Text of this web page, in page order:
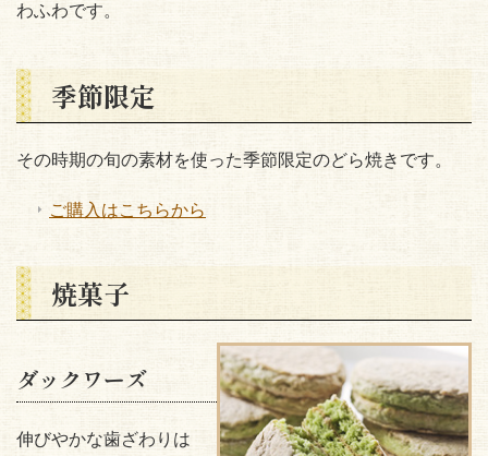
わふわです。
季節限定
その時期の旬の素材を使った季節限定のどら焼きです。
ご購入はこちらから
焼菓子
ダックワーズ
伸びやかな歯ざわりは